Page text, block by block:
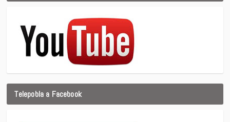
Telepobla a Facebook